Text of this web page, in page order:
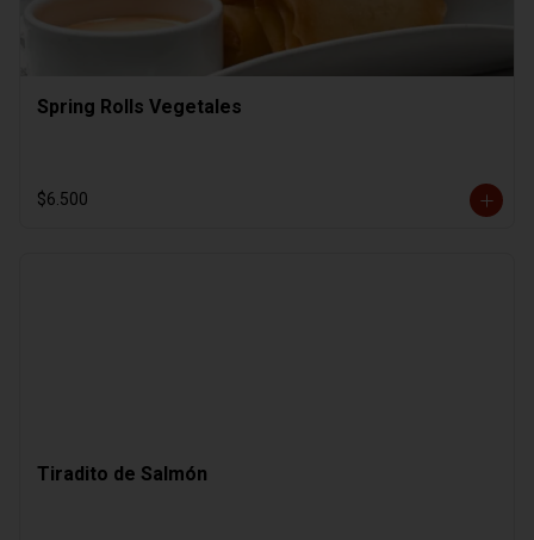
Spring Rolls Vegetales
$6.500
Tiradito de Salmón